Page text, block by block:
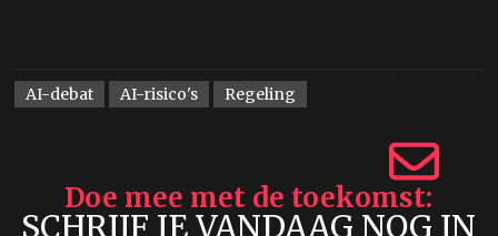
AI-debat AI-risico's Regeling
Doe mee met de toekomst
SCHRIJF JE VANDAAG NOG IN